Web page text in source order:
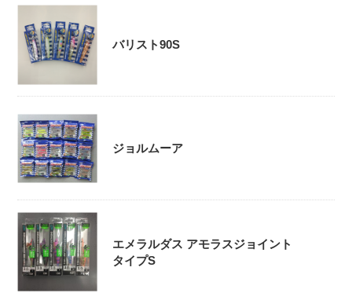
バリスト90S
ジョルムーア
エメラルダス アモラスジョイント
タイプS